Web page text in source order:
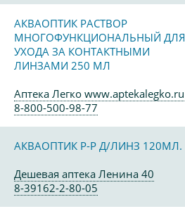
АКВАОПТИК РАСТВОР
МНОГОФУНКЦИОНАЛЬНЫЙ ДЛЯ
УХОДА ЗА КОНТАКТНЫМИ
ЛИНЗАМИ 250 МЛ
Аптека Легко www.aptekalegko.ru
8-800-500-98-77
АКВАОПТИК Р-Р Д/ЛИНЗ 120МЛ.
Дешевая аптека Ленина 40
8-39162-2-80-05